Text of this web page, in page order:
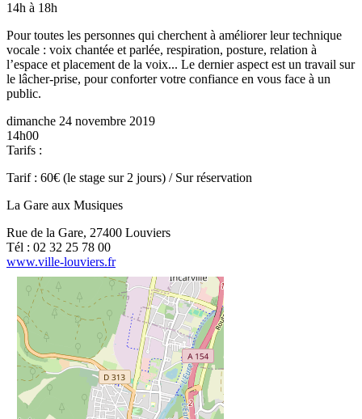
14h à 18h
Pour toutes les personnes qui cherchent à améliorer leur technique
vocale : voix chantée et parlée, respiration, posture, relation à
l’espace et placement de la voix... Le dernier aspect est un travail sur
le lâcher-prise, pour conforter votre confiance en vous face à un
public.
dimanche 24 novembre 2019
14h00
Tarifs :
Tarif : 60€ (le stage sur 2 jours) / Sur réservation
La Gare aux Musiques
Rue de la Gare, 27400 Louviers
Tél : 02 32 25 78 00
www.ville-louviers.fr